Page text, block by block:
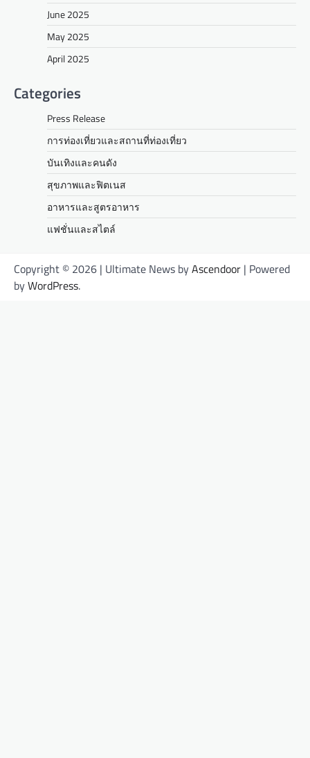
June 2025
May 2025
April 2025
Categories
Press Release
การท่องเที่ยวและสถานที่ท่องเที่ยว
บันเทิงและคนดัง
สุขภาพและฟิตเนส
อาหารและสูตรอาหาร
แฟชั่นและสไตล์
Copyright © 2026 | Ultimate News byAscendoor | Powered
byWordPress.